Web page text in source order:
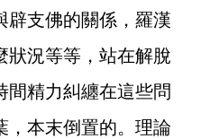
辟支佛的關係，羅漢
狀況等等，站在解脫
間精力糾纏在這些問
，本末倒置的。理論